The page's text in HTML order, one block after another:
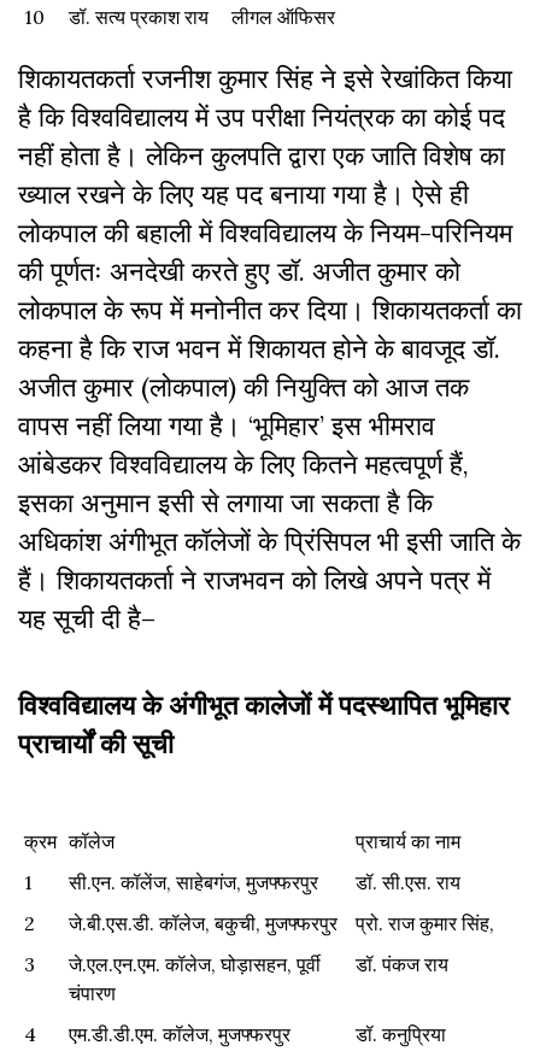
10 डॉ. सत्य प्रकाश राय लीगल ऑफिसर
शिकायतकर्ता रजनीश कुमार सिंह ने इसे रेखांकित किया
है कि विश्वविद्यालय में उप परीक्षा नियंत्रक का कोई पद
नहीं होता है। लेकिन कुलपति द्वारा एक जाति विशेष का
ख्याल रखने के लिए यह पद बनाया गया है। ऐसे ही
लोकपाल की बहाली में विश्वविद्यालय के नियम-परिनियम
की पूर्णतः अनदेखी करते हुए डॉ. अजीत कुमार को
लोकपाल के रूप में मनोनीत कर दिया। शिकायतकर्ता का
कहना है कि राज भवन में शिकायत होने के बावजूद डॉ.
अजीत कुमार (लोकपाल) की नियुक्ति को आज तक
वापस नहीं लिया गया है। ‘भूमिहार’ इस भीमराव
आंबेडकर विश्वविद्यालय के लिए कितने महत्वपूर्ण हैं,
इसका अनुमान इसी से लगाया जा सकता है कि
अधिकांश अंगीभूत कॉलेजों के प्रिंसिपल भी इसी जाति के
हैं। शिकायतकर्ता ने राजभवन को लिखे अपने पत्र में
यह सूची दी है–
विश्वविद्यालय के अंगीभूत कालेजों में पदस्थापित भूमिहार
प्राचार्यों की सूची
क्रम कॉलेज
प्राचार्य का नाम
क्रम
कॉलेज प्राचार्य का नाम
1 सी.एन. कॉलेंज, साहेबगंज, मुजफ्फरपुर
डॉ. सी.एस. राय
2
जे.बी.एस.डी. कॉलेज, बकुची, मुजफ्फरपुर
प्रो. राज कुमार सिंह,
3
जे.एल.एन.एम. कॉलेज, घोड़ासहन, पूर्वी
चंपारण
डॉ. पंकज राय
4 एम.डी.डी.एम. कॉलेज, मुजफ्फरपुर
डॉ. कनुप्रिया